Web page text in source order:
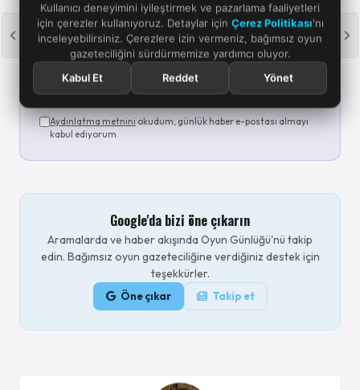
Kullanıcı deneyimini iyileştirmek ve pazarlama faaliyetleri
için çerezler kullanıyoruz. Detaylar için Çerez Politikası'nı
inceleyebilirsiniz. Çerezlere izin vermeniz, bağımsız oyun
gazeteciliğini sürdürmemize yardımcı oluyor.
Kabul Et
Reddet Yönet
Günün oyun haberleri e-postana gelsin
Her sabah 09.00'da son 24 saatin öne çıkan oyun
haberlerini tek mailde derliyoruz. Kaçırma; istediğin an
Abone ol
Aydınlatma metniniokudum, günlük haber e-postası almayı
kabul ediyorum.
Google'da bizi öne çıkarın
Aramalarda ve haber akışında Oyun Günlüğü'nü takip
edin. Bağımsız oyun gazeteciliğine verdiğiniz destek için
teşekkürler.
Öne çıkar Takip et